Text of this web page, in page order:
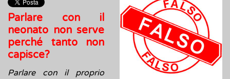
Parlare con il
neonato non serve
perché tanto non
capisce?
Parlare con il proprio